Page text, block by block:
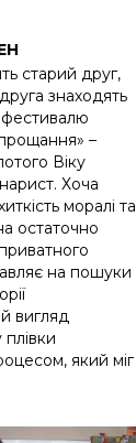
старий друг,
знаходять
фестивалю
–
Віку
Хоча
моралі та
остаточно
на пошуки
вигляд
який міг